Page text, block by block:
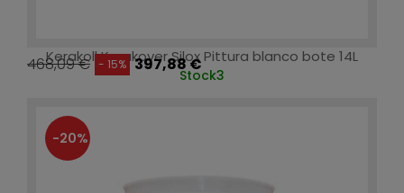
Kerakoll Kerakover Silox Pittura blanco bote 14L
468,09 € - 15% 397,88 €
Stock3
-20%